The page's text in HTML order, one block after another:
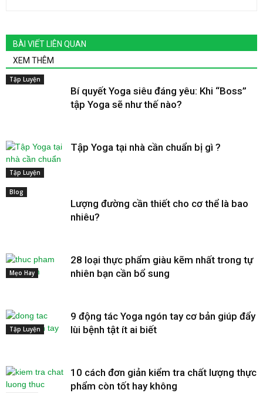
BÀI VIẾT LIÊN QUAN
XEM THÊM
Tập Luyện
Bí quyết Yoga siêu đáng yêu: Khi “Boss”
tập Yoga sẽ như thế nào?
Tập Luyện
Tập Yoga tại nhà cần chuẩn bị gì ?
Blog
Lượng đường cần thiết cho cơ thể là bao
nhiêu?
Mẹo Hay
28 loại thực phẩm giàu kẽm nhất trong tự
nhiên bạn cần bổ sung
Tập Luyện
9 động tác Yoga ngón tay cơ bản giúp đẩy
lùi bệnh tật ít ai biết
10 cách đơn giản kiểm tra chất lượng thực
phẩm còn tốt hay không